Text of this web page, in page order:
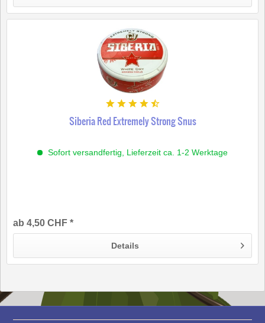
Siberia Red Extremely Strong Snus
Sofort versandfertig, Lieferzeit ca. 1-2 Werktage
ab 4,50 CHF *
Details